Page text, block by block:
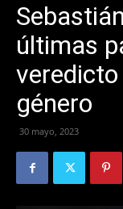
últimas
género
30 mayo, 2023